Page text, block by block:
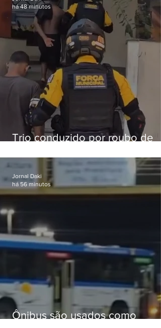
Trio conduzido por roubo de
passagens
há 48 minutos
Ônibus são usados como
Jornal Daki
há 56 minutos